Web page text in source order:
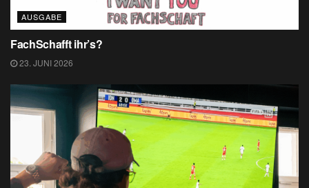
AUSGABE
FachSchafft ihr’s?
23. JUNI 2026